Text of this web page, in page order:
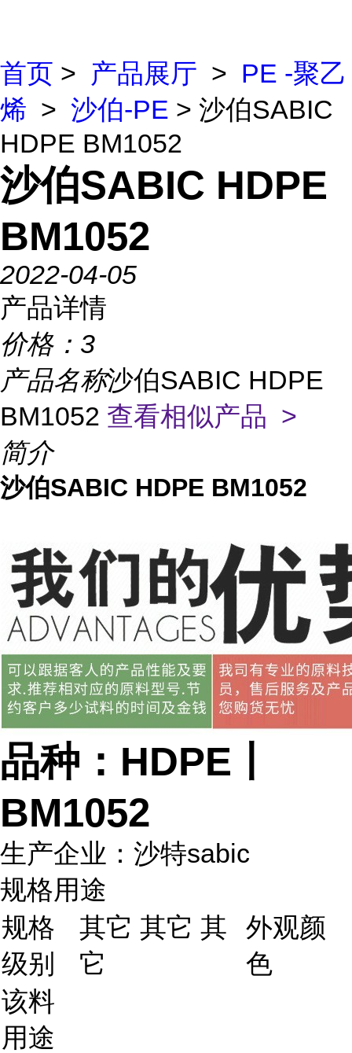
首页 > 产品展厅 > PE -聚乙
烯 > 沙伯-PE > 沙伯SABIC
HDPE BM1052
沙伯SABIC HDPE
BM1052
2022-04-05
产品详情
价格： 3
产品名称沙伯SABIC HDPE
BM1052 查看相似产品 >
简介
沙伯SABIC HDPE BM1052
品种：HDPE丨
BM1052
生产企业：沙特sabic
规格用途
规格
级别
其它 其它 其
它
外观颜
色
该料
用途